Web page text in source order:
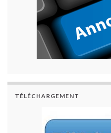
TÉLÉCHARGEMENT